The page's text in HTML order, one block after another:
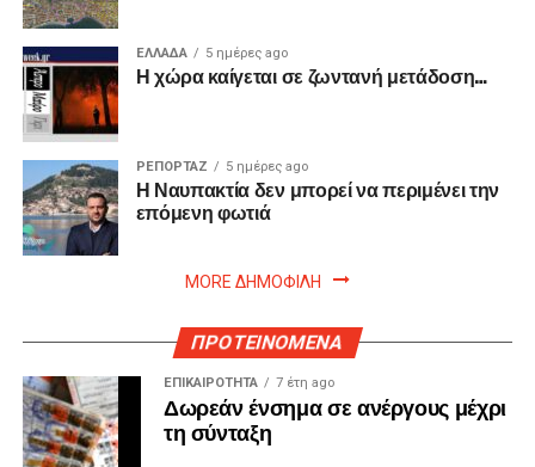
ΕΛΛΑΔΑ 5 ημέρες ago
Η χώρα καίγεται σε ζωντανή μετάδοση…
ΡΕΠΟΡΤΑΖ 5 ημέρες ago
Η Ναυπακτία δεν μπορεί να περιμένει την
επόμενη φωτιά
MORE ΔΗΜΟΦΙΛΗ
ΠΡΟΤΕΙΝΟΜΕΝΑ
ΕΠΙΚΑΙΡΟΤΗΤΑ 7 έτη ago
Δωρεάν ένσημα σε ανέργους μέχρι
τη σύνταξη